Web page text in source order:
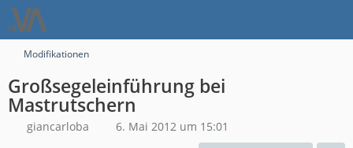
Modifikationen
Großsegeleinführung bei
Mastrutschern
giancarloba 6. Mai 2012 um 15:01